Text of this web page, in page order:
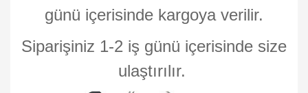
günü içerisinde kargoya verilir.
Siparişiniz 1-2 iş günü içerisinde size
ulaştırılır.